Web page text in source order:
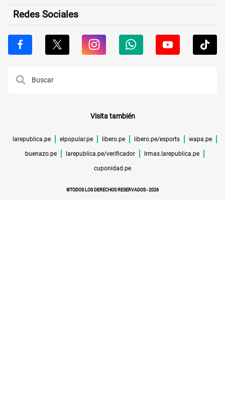
Redes Sociales
Visita también
larepublica.pe elpopular.pe libero.pe libero.pe/esports wapa.pe
buenazo.pe larepublica.pe/verificador lrmas.larepublica.pe
cuponidad.pe
©TODOS LOS DERECHOS RESERVADOS -2026